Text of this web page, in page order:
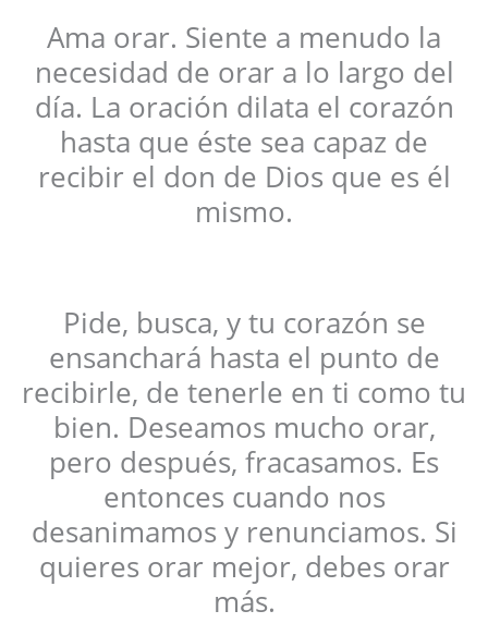
Ama orar. Siente a menudo la
necesidad de orar a lo largo del
día. La oración dilata el corazón
hasta que éste sea capaz de
recibir el don de Dios que es él
mismo.
Pide, busca, y tu corazón se
ensanchará hasta el punto de
recibirle, de tenerle en ti como tu
bien. Deseamos mucho orar,
pero después, fracasamos. Es
entonces cuando nos
desanimamos y renunciamos. Si
quieres orar mejor, debes orar
más.